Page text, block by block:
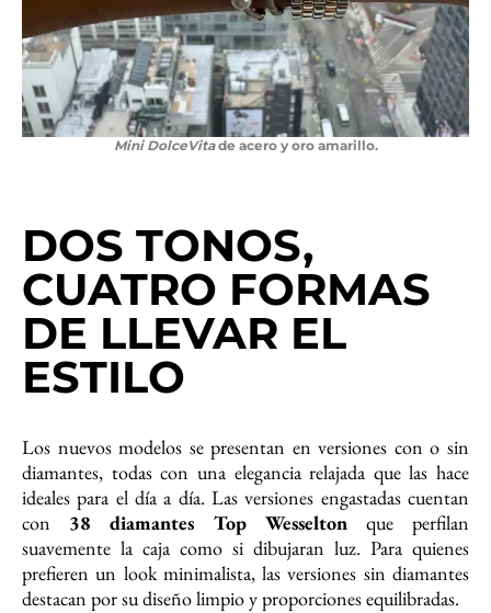
Mini DolceVitade acero y oro amarillo.
DOS TONOS,
CUATRO FORMAS
DE LLEVAR EL
ESTILO
Los nuevos modelos se presentan en versiones con o sin
diamantes, todas con una elegancia relajada que las hace
ideales para el día a día. Las versiones engastadas cuentan
con 38 diamantes Top Wesseltonque perfilan
suavemente la caja como si dibujaran luz. Para quienes
prefieren un look minimalista, las versiones sin diamantes
destacan por su diseño limpio y proporciones equilibradas.